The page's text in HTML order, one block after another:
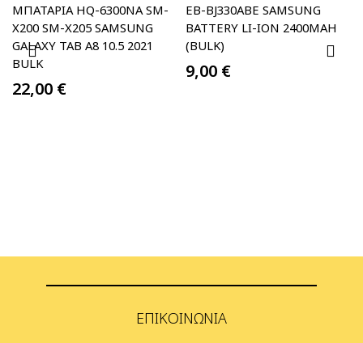
MΠΑΤΑΡΊΑ HQ-6300NA SM-
X200 SM-X205 SAMSUNG
GALAXY TAB A8 10.5 2021
BULK
22,00 €
EB-BJ330ABE SAMSUNG
BATTERY LI-ION 2400MAH
(BULK)
9,00 €
ΕΠΙΚΟΙΝΩΝΊΑ